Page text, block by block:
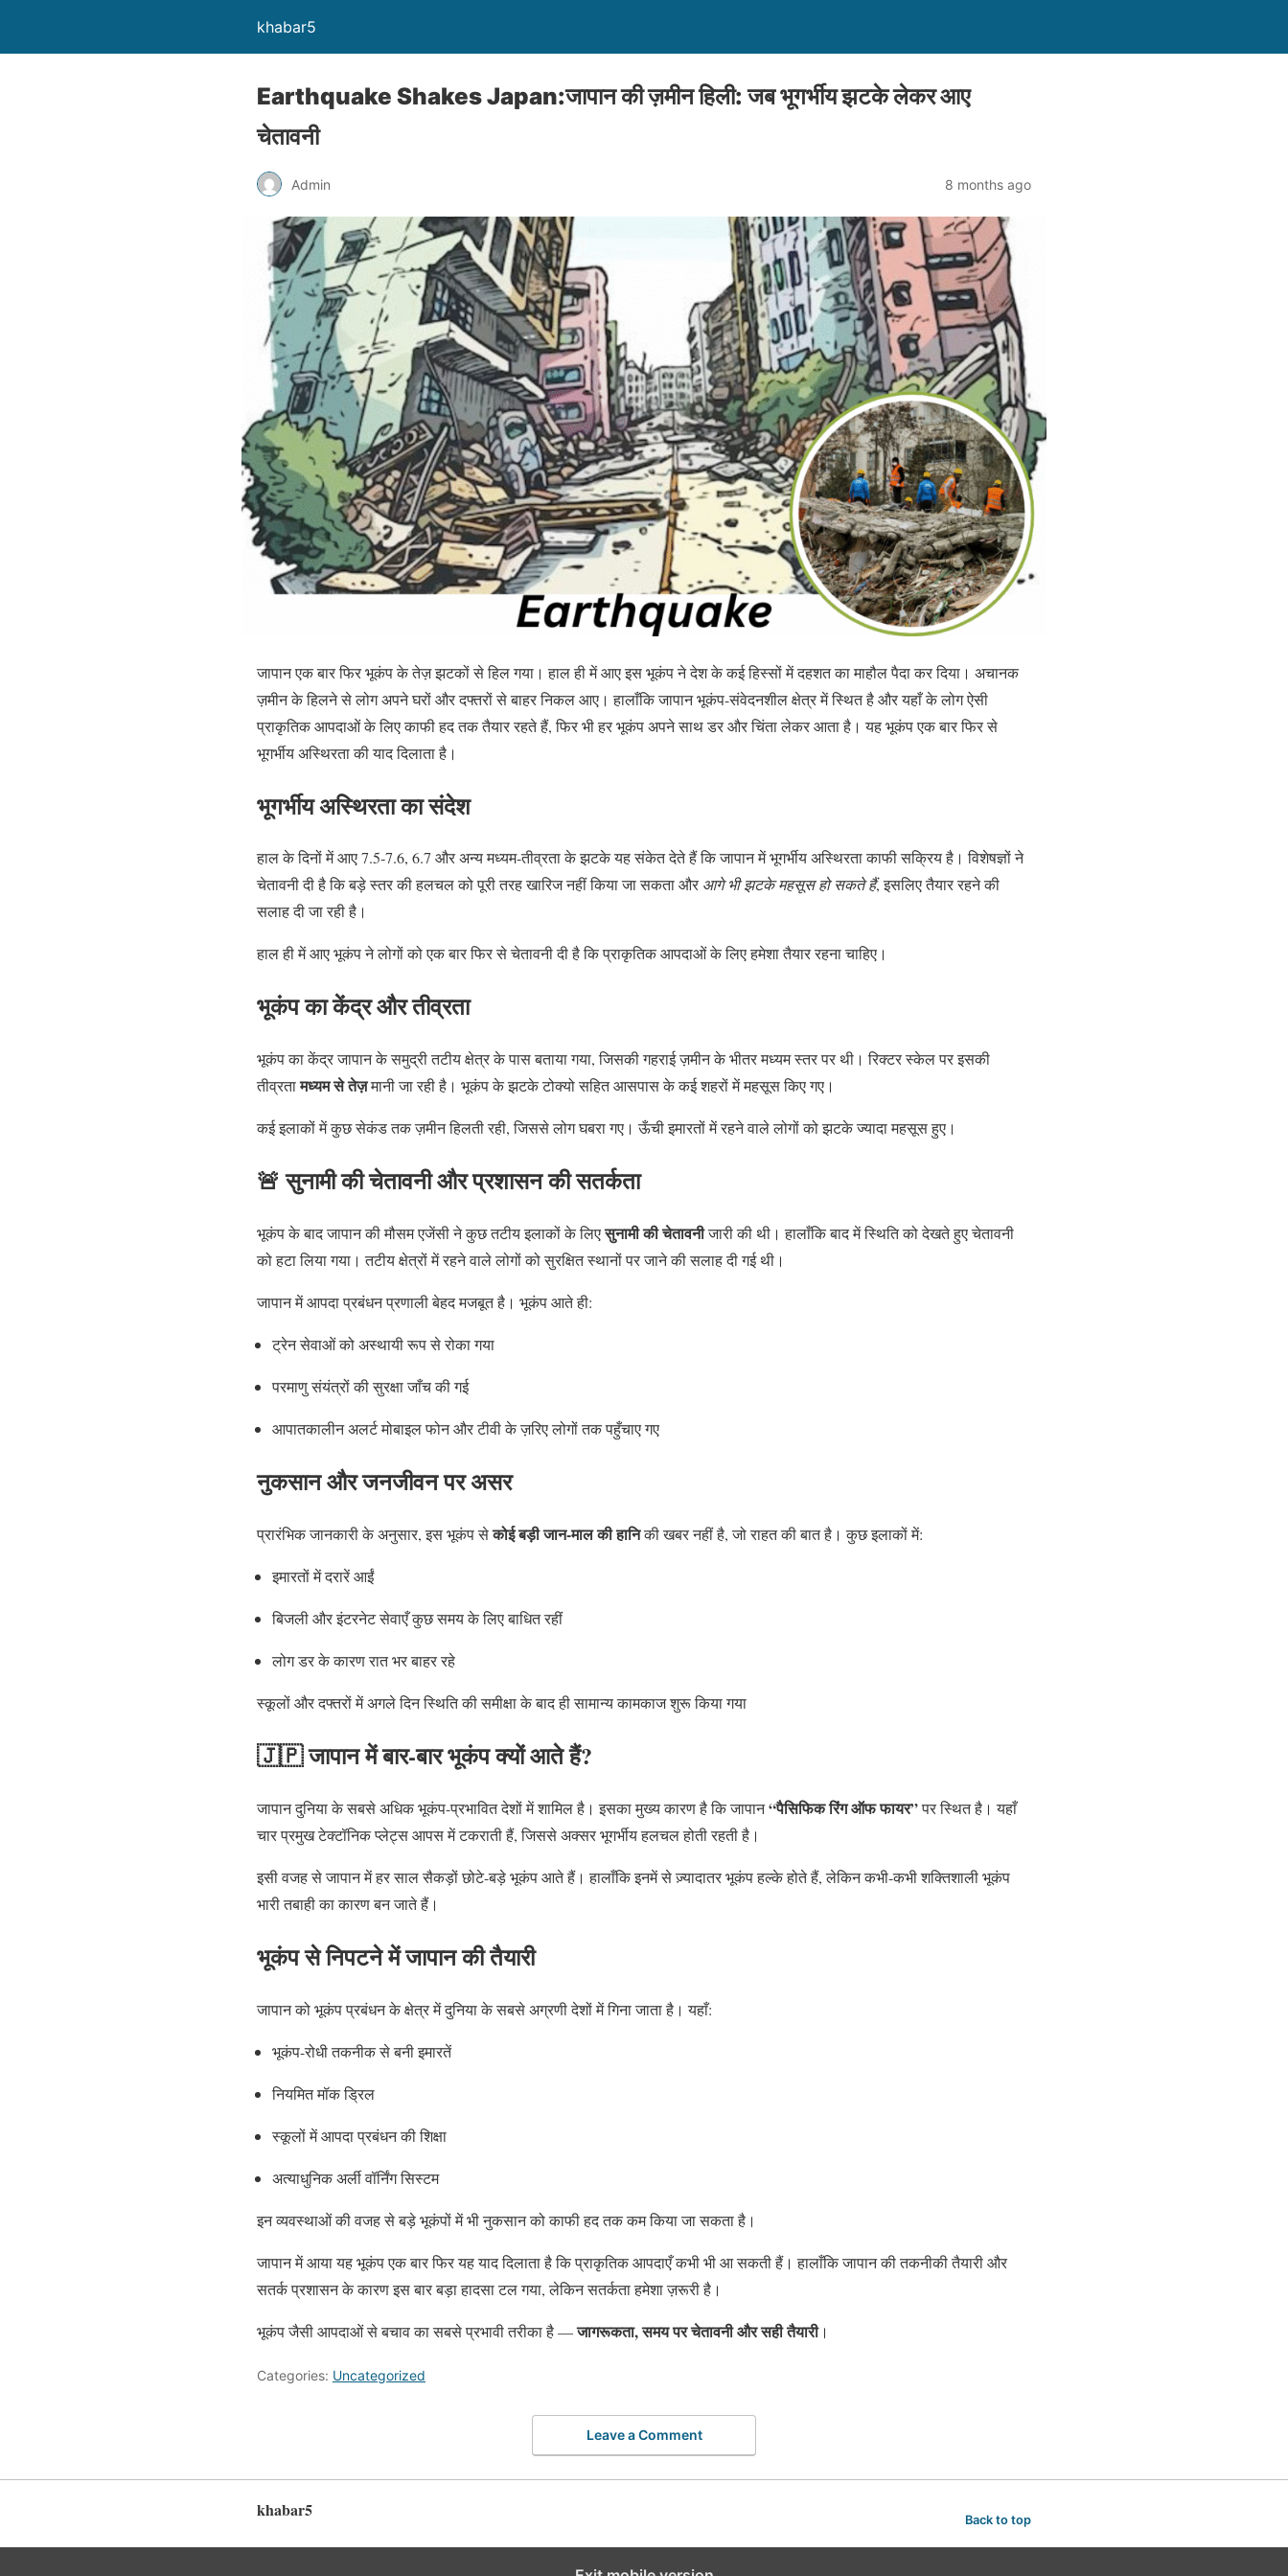
khabar5
Earthquake Shakes Japan:जापान की ज़मीन हिली: जब भूगर्भीय झटके लेकर आए
चेतावनी
Admin 8 months ago
जापान एक बार फिर भूकंप के तेज़ झटकों से हिल गया। हाल ही में आए इस भूकंप ने देश के कई हिस्सों में दहशत का माहौल पैदा कर दिया। अचानक
ज़मीन के हिलने से लोग अपने घरों और दफ्तरों से बाहर निकल आए। हालाँकि जापान भूकंप-संवेदनशील क्षेत्र में स्थित है और यहाँ के लोग ऐसी
प्राकृतिक आपदाओं के लिए काफी हद तक तैयार रहते हैं, फिर भी हर भूकंप अपने साथ डर और चिंता लेकर आता है। यह भूकंप एक बार फिर से
भूगर्भीय अस्थिरता की याद दिलाता है।
भूगर्भीय अस्थिरता का संदेश
हाल के दिनों में आए 7.5‑7.6, 6.7 और अन्य मध्यम‑तीव्रता के झटके यह संकेत देते हैं कि जापान में भूगर्भीय अस्थिरता काफी सक्रिय है। विशेषज्ञों ने
चेतावनी दी है कि बड़े स्तर की हलचल को पूरी तरह खारिज नहीं किया जा सकता और आगे भी झटके महसूस हो सकते हैं, इसलिए तैयार रहने की
सलाह दी जा रही है।
हाल ही में आए भूकंप ने लोगों को एक बार फिर से चेतावनी दी है कि प्राकृतिक आपदाओं के लिए हमेशा तैयार रहना चाहिए।
भूकंप का केंद्र और तीव्रता
भूकंप का केंद्र जापान के समुद्री तटीय क्षेत्र के पास बताया गया, जिसकी गहराई ज़मीन के भीतर मध्यम स्तर पर थी। रिक्टर स्केल पर इसकी
तीव्रतामध्यम से तेज़मानी जा रही है। भूकंप के झटके टोक्यो सहित आसपास के कई शहरों में महसूस किए गए।
कई इलाकों में कुछ सेकंड तक ज़मीन हिलती रही, जिससे लोग घबरा गए। ऊँची इमारतों में रहने वाले लोगों को झटके ज्यादा महसूस हुए।
🚨 सुनामी की चेतावनी और प्रशासन की सतर्कता
भूकंप के बाद जापान की मौसम एजेंसी ने कुछ तटीय इलाकों के लिएसुनामी की चेतावनीजारी की थी। हालाँकि बाद में स्थिति को देखते हुए चेतावनी
को हटा लिया गया। तटीय क्षेत्रों में रहने वाले लोगों को सुरक्षित स्थानों पर जाने की सलाह दी गई थी।
जापान में आपदा प्रबंधन प्रणाली बेहद मजबूत है। भूकंप आते ही:
ट्रेन सेवाओं को अस्थायी रूप से रोका गया
परमाणु संयंत्रों की सुरक्षा जाँच की गई
आपातकालीन अलर्ट मोबाइल फोन और टीवी के ज़रिए लोगों तक पहुँचाए गए
नुकसान और जनजीवन पर असर
प्रारंभिक जानकारी के अनुसार, इस भूकंप सेकोई बड़ी जान-माल की हानिकी खबर नहीं है, जो राहत की बात है। कुछ इलाकों में:
इमारतों में दरारें आईं
बिजली और इंटरनेट सेवाएँ कुछ समय के लिए बाधित रहीं
लोग डर के कारण रात भर बाहर रहे
स्कूलों और दफ्तरों में अगले दिन स्थिति की समीक्षा के बाद ही सामान्य कामकाज शुरू किया गया
🇯🇵 जापान में बार-बार भूकंप क्यों आते हैं?
जापान दुनिया के सबसे अधिक भूकंप-प्रभावित देशों में शामिल है। इसका मुख्य कारण है कि जापान“पैसिफिक रिंग ऑफ फायर”पर स्थित है। यहाँ
चार प्रमुख टेक्टॉनिक प्लेट्स आपस में टकराती हैं, जिससे अक्सर भूगर्भीय हलचल होती रहती है।
इसी वजह से जापान में हर साल सैकड़ों छोटे-बड़े भूकंप आते हैं। हालाँकि इनमें से ज़्यादातर भूकंप हल्के होते हैं, लेकिन कभी-कभी शक्तिशाली भूकंप
भारी तबाही का कारण बन जाते हैं।
भूकंप से निपटने में जापान की तैयारी
जापान को भूकंप प्रबंधन के क्षेत्र में दुनिया के सबसे अग्रणी देशों में गिना जाता है। यहाँ:
भूकंप-रोधी तकनीक से बनी इमारतें
नियमित मॉक ड्रिल
स्कूलों में आपदा प्रबंधन की शिक्षा
अत्याधुनिक अर्ली वॉर्निंग सिस्टम
इन व्यवस्थाओं की वजह से बड़े भूकंपों में भी नुकसान को काफी हद तक कम किया जा सकता है।
जापान में आया यह भूकंप एक बार फिर यह याद दिलाता है कि प्राकृतिक आपदाएँ कभी भी आ सकती हैं। हालाँकि जापान की तकनीकी तैयारी और
सतर्क प्रशासन के कारण इस बार बड़ा हादसा टल गया, लेकिन सतर्कता हमेशा ज़रूरी है।
भूकंप जैसी आपदाओं से बचाव का सबसे प्रभावी तरीका है —जागरूकता, समय पर चेतावनी और सही तैयारी।
Categories: Uncategorized
Leave a Comment
khabar5 Back to top